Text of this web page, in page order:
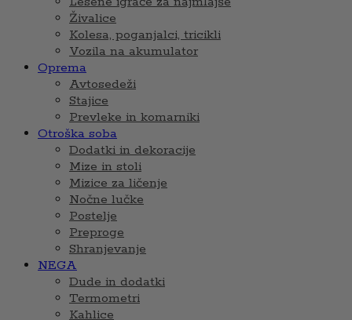
Živalice
Kolesa, poganjalci, tricikli
Vozila na akumulator
Oprema
Avtosedeži
Stajice
Prevleke in komarniki
Otroška soba
Dodatki in dekoracije
Mize in stoli
Mizice za ličenje
Nočne lučke
Postelje
Preproge
Shranjevanje
NEGA
Dude in dodatki
Termometri
Kahlice